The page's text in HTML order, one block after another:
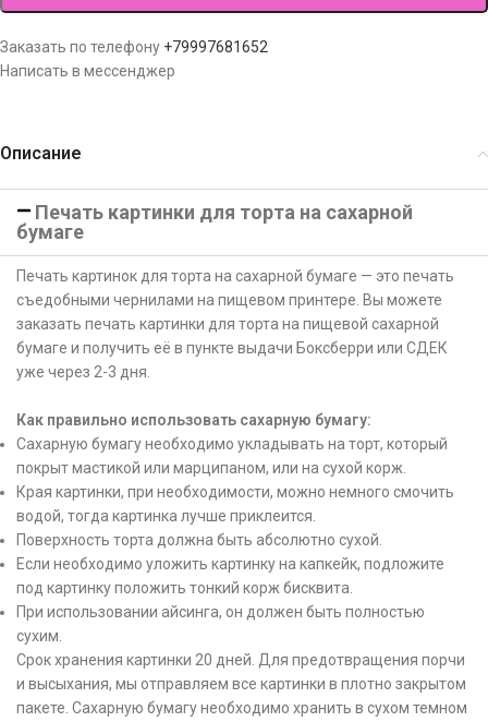
Заказать по телефону +79997681652
Написать в мессенджер
Описание
Печать картинки для торта на сахарной
бумаге
Печать картинок для торта на сахарной бумаге — это печать
съедобными чернилами на пищевом принтере. Вы можете
заказать печать картинки для торта на пищевой сахарной
бумаге и получить её в пункте выдачи Боксберри или СДЕК
уже через 2-3 дня.
Как правильно использовать сахарную бумагу:
Сахарную бумагу необходимо укладывать на торт, который
покрыт мастикой или марципаном, или на сухой корж.
Края картинки, при необходимости, можно немного смочить
водой, тогда картинка лучше приклеится.
Поверхность торта должна быть абсолютно сухой.
Если необходимо уложить картинку на капкейк, подложите
под картинку положить тонкий корж бисквита.
При использовании айсинга, он должен быть полностью
сухим.
Срок хранения картинки 20 дней. Для предотвращения порчи
и высыхания, мы отправляем все картинки в плотно закрытом
пакете. Сахарную бумагу необходимо хранить в сухом темном